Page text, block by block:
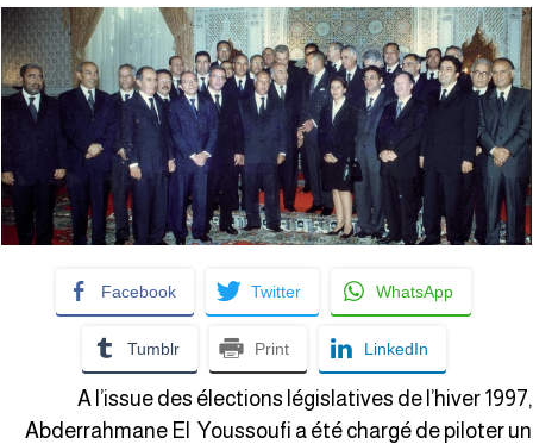
Facebook Twitter WhatsApp
Tumblr Print LinkedIn
A l’issue des élections législatives de l’hiver
Abderrahmane El Youssoufi a été chargé de piloter